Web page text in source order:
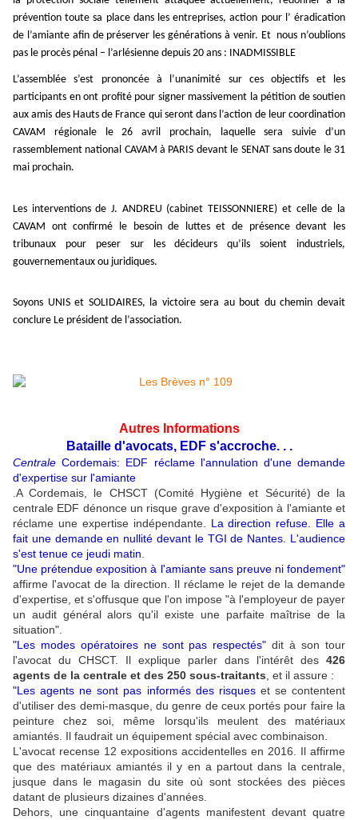
prévention toute sa place dans les entreprises, action pour l’ éradication
de l’amiante afin de préserver les générations à venir. Et nous n’oublions
pas le procès pénal – l’arlésienne depuis 20 ans : INADMISSIBLE
L’assemblée s’est prononcée à l’unanimité sur ces objectifs et les
participants en ont profité pour signer massivement la pétition de soutien
aux amis des Hauts de France qui seront dans l’action de leur coordination
CAVAM régionale le 26 avril prochain, laquelle sera suivie d’un
rassemblement national CAVAM à PARIS devant le SENAT sans doute le 31
mai prochain.
Les interventions de J. ANDREU (cabinet TEISSONNIERE) et celle de la
CAVAM ont confirmé le besoin de luttes et de présence devant les
tribunaux pour peser sur les décideurs qu’ils soient industriels,
gouvernementaux ou juridiques.
Soyons UNIS et SOLIDAIRES, la victoire sera au bout du chemin devait
conclure Le président de l’association.
Autres Informations
Bataille d'avocats, EDF s'accroche. . .
Centrale Cordemais: EDF réclame l'annulation d'une demande
d'expertise sur l'amiante
A Cordemais, le CHSCT (Comité Hygiène et Sécurité) de la
centrale EDF dénonce un risque grave d'exposition à l'amiante et
réclame une expertise indépendante.
La direction refuse. Elle a
fait une demande en nullité devant le TGI de Nantes. L'audience
s'est tenue ce jeudi matin
"Une prétendue exposition à l'amiante sans preuve ni fondement"
affirme l'avocat de la direction. Il réclame le rejet de la demande
d'expertise, et s'offusque que l'on impose "à l'employeur de payer
un audit général alors qu'il existe une parfaite maîtrise de la
situation".
"Les modes opératoires ne sont pas respectés" dit à son tour
l'avocat du CHSCT. Il explique parler dans l'intérêt des 426
agents de la centrale et des 250 sous-traitants , et il assure :
"Les agents ne sont pas informés des risques et se contentent
d'utiliser des demi-masque, du genre de ceux portés pour faire la
peinture chez soi, même lorsqu'ils meulent des matériaux
amiantés. Il faudrait un équipement spécial avec combinaison.
L'avocat recense 12 expositions accidentelles en 2016. Il affirme
que des matériaux amiantés il y en a partout dans la centrale,
jusque dans le magasin du site où sont stockées des pièces
datant de plusieurs dizaines d'années.
Dehors, une cinquantaine d'agents manifestent devant quatre